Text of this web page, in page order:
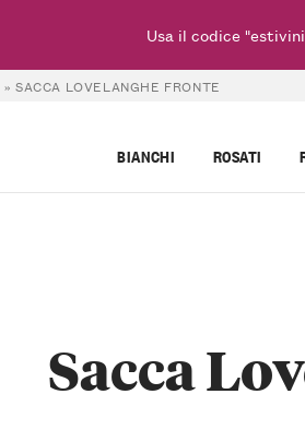
» SACCA LOVELANGHE FRONTE
BIANCHI ROSATI
Sacca
Usa il codice